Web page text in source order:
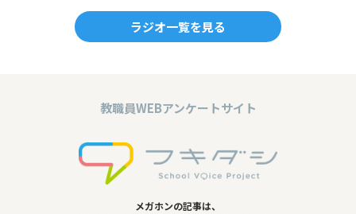
c
e
o
o
k
ラジオ一覧を見る
教職員WEBアンケートサイト
メガホンの記事は、